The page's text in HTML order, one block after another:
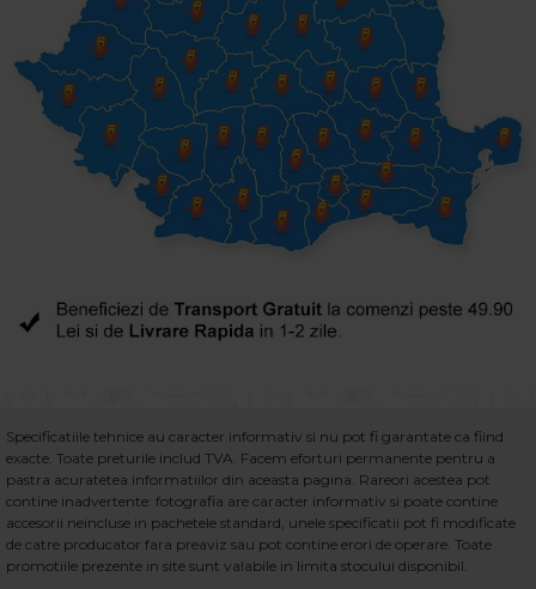
Specificatiile tehnice au caracter informativ si nu pot fi garantate ca fiind
exacte. Toate preturile includ TVA. Facem eforturi permanente pentru a
pastra acuratetea informatiilor din aceasta pagina. Rareori acestea pot
contine inadvertente: fotografia are caracter informativ si poate contine
accesorii neincluse in pachetele standard, unele specificatii pot fi modificate
de catre producator fara preaviz sau pot contine erori de operare. Toate
promotiile prezente in site sunt valabile in limita stocului disponibil.